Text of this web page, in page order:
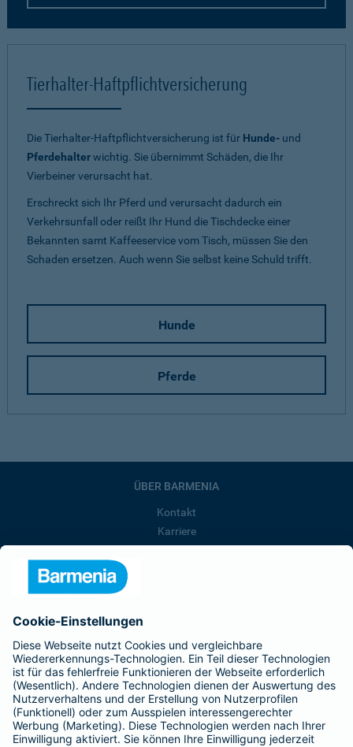
Tierhalter-Haftpflichtversicherung
Die Tierhalter-Haftpflichtversicherung ist für Hunde- und
Pferdehalterwichtig. Sie übernimmt Schäden, die Ihr
Vierbeiner verursacht hat.
Erschreckt sich Ihr Pferd und verursacht dadurch ein
Verkehrsunfall oder reißt Ihr Hund die Tischdecke einer
Bekannten samt Kaffeeservice vom Tisch, müssen Sie den
Schaden ersetzen. Auch wenn Sie selbst keine Schuld trifft.
Hunde
Pferde
ÜBER BARMENIA
Kontakt
Karriere
Barmenia ist Teil der BarmeniaGothaer
BELIEBTE SEITEN
Kranken-Zusatzversicherung
Tierversicherungen
Haftpflichtversicherung
Hausratversicherung